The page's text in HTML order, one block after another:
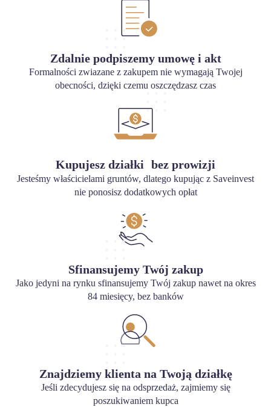
Zdalnie podpiszemy umowę i akt
Formalności zwiazane z zakupem nie wymagają Twojej
obecności, dzięki czemu oszczędzasz czas
Kupujesz działki bez prowizji
Jesteśmy właścicielami gruntów, dlatego kupując z Saveinvest
nie ponosisz dodatkowych opłat
Sfinansujemy Twój zakup
Jako jedyni na rynku sfinansujemy Twój zakup nawet na okres
84 miesięcy, bez banków
Znajdziemy klienta na Twoją działkę
Jeśli zdecydujesz się na odsprzedaż, zajmiemy się
poszukiwaniem kupca